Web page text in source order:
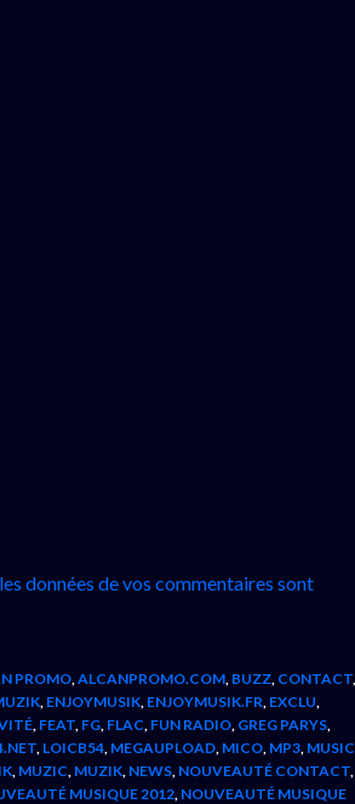
données de vos commentaires sont
PROMO ALCANPROMO.COM BUZZ CONTACT
ENJOYMUSIK ENJOYMUSIK.FR EXCLU
FEAT FG FLAC FUN RADIO GREG PARYS
LOICB54 MEGAUPLOAD MICO MP3 MUSIC
MUZIC MUZIK NEWS NOUVEAUTÉ CONTACT
MUSIQUE 2012 NOUVEAUTÉ MUSIQUE